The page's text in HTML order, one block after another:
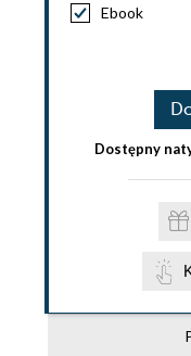
Ebook
Dostępny